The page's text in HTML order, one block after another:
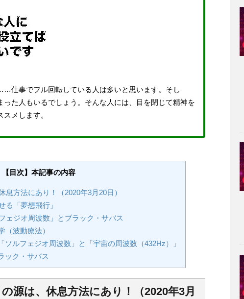
仕事でフル回転している人は多いと思います。そし
た人もいるでしょう。そんな人には、目を閉じて精神を
メします。
【目次】本記事の内容
息方法にあり！（2020年3月20日）
る「夢想飛行」
ェジオ周波数」とブラック・サバス
（波動療法）
ルフェジオ周波数」と「宇宙の周波数（432Hz）」
ック・サバス
源は、休息方法にあり！（2020年3月